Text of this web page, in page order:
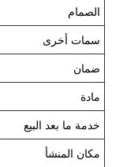
الصمام
سمات أخرى
ضمان
مادة
خدمة ما بعد البيع
مكان المنشأ